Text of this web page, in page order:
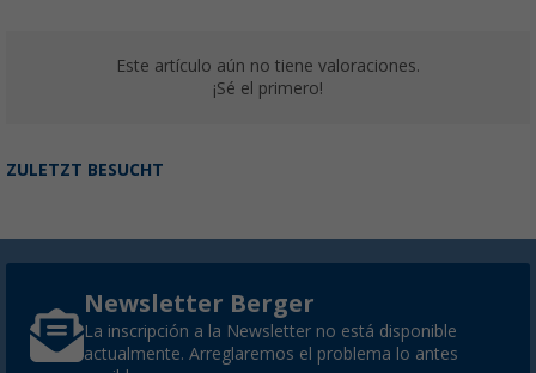
Este artículo aún no tiene valoraciones.
¡Sé el primero!
ZULETZT BESUCHT
Newsletter Berger
La inscripción a la Newsletter no está disponible
actualmente. Arreglaremos el problema lo antes